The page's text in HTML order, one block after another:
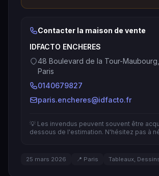
Contacter la maison de vente
IDFACTO ENCHERES
48 Boulevard de la Tour-
Paris
0140679827
paris.encheres@idfacto.fr
💡 Les invendus peuvent souvent être
dessous de l'estimation. N'hésitez pas à
25 mars 2026 📍 Paris Tableaux,